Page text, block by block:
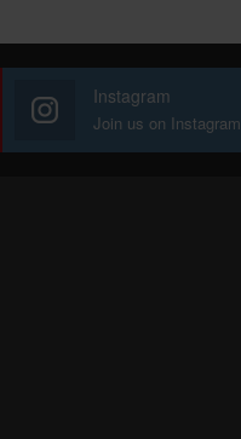
Instagram
Join us on Instagram